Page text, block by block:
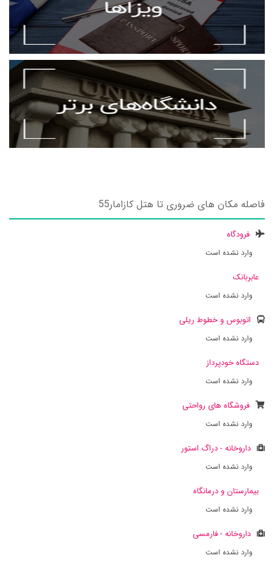
فاصله مکان های ضروری تا هتل کازامار55
فرودگاه
وارد نشده است
عابربانک
وارد نشده است
اتوبوس و خطوط ریلی
وارد نشده است
دستگاه خودپرداز
وارد نشده است
فروشگاه های رواحتی
وارد نشده است
داروخانه - دراگ استور
وارد نشده است
بیمارستان و درمانگاه
وارد نشده است
داروخانه - فارمسی
وارد نشده است